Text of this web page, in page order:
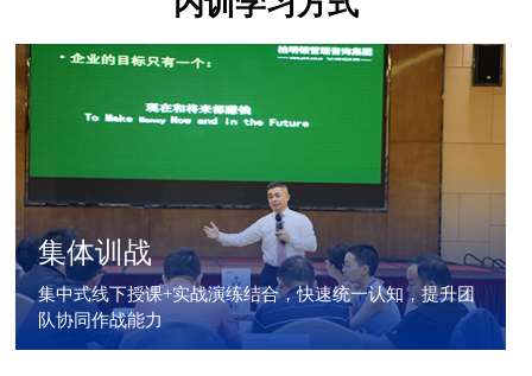
集体训战
集中式线下授课+实战演练结合，快速统一认知，提升团
队协同作战能力